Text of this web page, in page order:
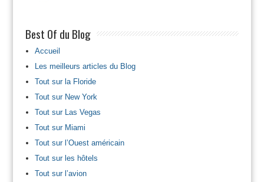
Best Of du Blog
Accueil
Les meilleurs articles du Blog
Tout sur la Floride
Tout sur New York
Tout sur Las Vegas
Tout sur Miami
Tout sur l’Ouest américain
Tout sur les hôtels
Tout sur l’avion